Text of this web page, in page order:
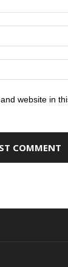
website in